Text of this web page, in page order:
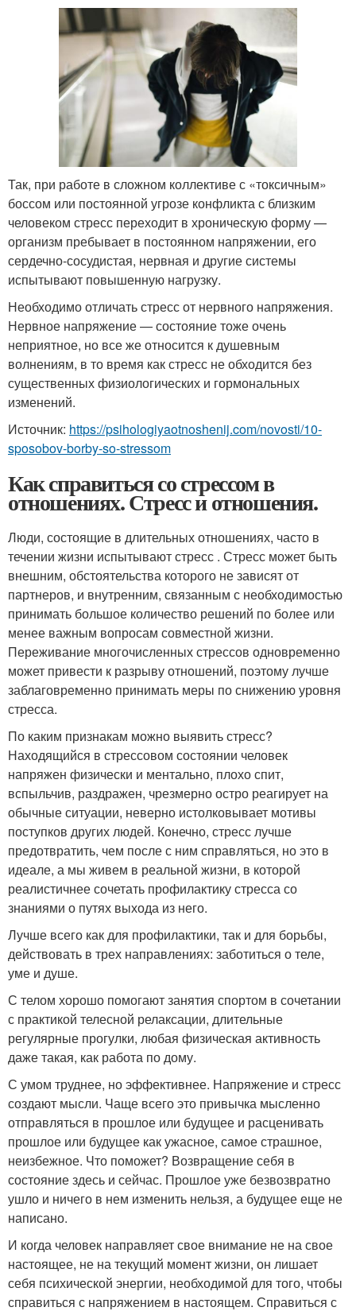
Так, при работе в сложном коллективе с «токсичным»
боссом или постоянной угрозе конфликта с близким
человеком стресс переходит в хроническую форму —
организм пребывает в постоянном напряжении, его
сердечно-сосудистая, нервная и другие системы
испытывают повышенную нагрузку.
Необходимо отличать стресс от нервного напряжения.
Нервное напряжение — состояние тоже очень
неприятное, но все же относится к душевным
волнениям, в то время как стресс не обходится без
существенных физиологических и гормональных
изменений.
Источник: https://psihologiyaotnoshenij.com/novosti/10-
sposobov-borby-so-stressom
Как справиться со стрессом в
отношениях. Стресс и отношения.
Люди, состоящие в длительных отношениях, часто в
течении жизни испытывают стресс . Стресс может быть
внешним, обстоятельства которого не зависят от
партнеров, и внутренним, связанным с необходимостью
принимать большое количество решений по более или
менее важным вопросам совместной жизни.
Переживание многочисленных стрессов одновременно
может привести к разрыву отношений, поэтому лучше
заблаговременно принимать меры по снижению уровня
стресса.
По каким признакам можно выявить стресс?
Находящийся в стрессовом состоянии человек
напряжен физически и ментально, плохо спит,
вспыльчив, раздражен, чрезмерно остро реагирует на
обычные ситуации, неверно истолковывает мотивы
поступков других людей. Конечно, стресс лучше
предотвратить, чем после с ним справляться, но это в
идеале, а мы живем в реальной жизни, в которой
реалистичнее сочетать профилактику стресса со
знаниями о путях выхода из него.
Лучше всего как для профилактики, так и для борьбы,
действовать в трех направлениях: заботиться о теле,
уме и душе.
С телом хорошо помогают занятия спортом в сочетании
с практикой телесной релаксации, длительные
регулярные прогулки, любая физическая активность
даже такая, как работа по дому.
С умом труднее, но эффективнее. Напряжение и стресс
создают мысли. Чаще всего это привычка мысленно
отправляться в прошлое или будущее и расценивать
прошлое или будущее как ужасное, самое страшное,
неизбежное. Что поможет? Возвращение себя в
состояние здесь и сейчас. Прошлое уже безвозвратно
ушло и ничего в нем изменить нельзя, а будущее еще не
написано.
И когда человек направляет свое внимание не на свое
настоящее, не на текущий момент жизни, он лишает
себя психической энергии, необходимой для того, чтобы
справиться с напряжением в настоящем. Справиться с